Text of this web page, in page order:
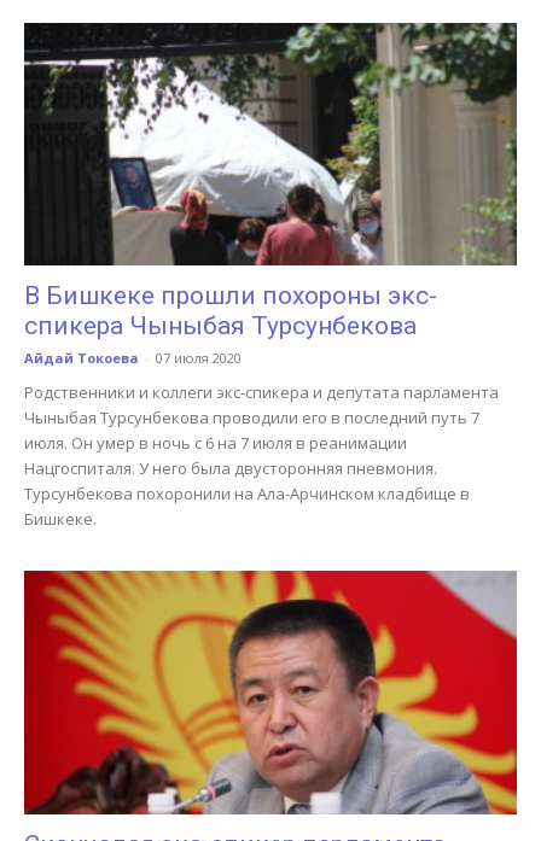
В Бишкеке прошли похороны экс-
спикера Чыныбая Турсунбекова
Айдай Токоева - 07 июля 2020
Родственники и коллеги экс-спикера и депутата парламента
Чыныбая Турсунбекова проводили его в последний путь 7
июля. Он умер в ночь с 6 на 7 июля в реанимации
Нацгоспиталя. У него была двусторонняя пневмония.
Турсунбекова похоронили на Ала-Арчинском кладбище в
Бишкеке.